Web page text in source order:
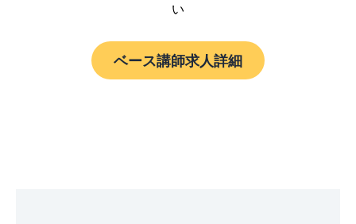
い
ベース講師求人詳細